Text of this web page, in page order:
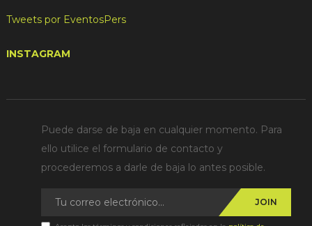
Tweets por EventosPers
INSTAGRAM
Puede darse de baja en cualquier momento. Para
ello utilice el formulario de contacto y
procederemos a darle de baja lo antes posible.
JOIN